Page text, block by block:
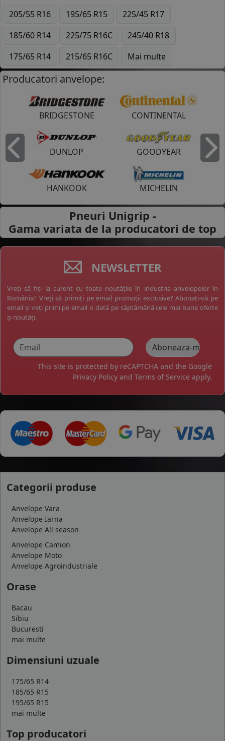
205/55 R16 195/65 R15
225/45 R17
185/60 R14
225/75 R16C
245/40 R18
175/65 R14
215/65 R16C Mai multe
Producatori anvelope:
BRIDGESTONE CONTINENTAL
DUNLOP GOODYEAR
HANKOOK MICHELIN
Inapoi
Pneuri Unigrip -
Gama variata de la producatori de top
NEWSLETTER
Vreți să fiți la curent cu toate noutățile în industria anvelopelor în
România? Vreți să primiți pe email promoții exclusive? Abonați-vă pe
email și veți primi pe email o dată pe săptămână cele mai bune oferte
și noutăți.
This site is protected by reCAPTCHA and the Google
Privacy Policy and Terms of Service apply.
Categorii produse
Anvelope Vara
Anvelope Iarna
Anvelope All season
Anvelope Camion
Anvelope Moto
Anvelope Agroindustriale
Orase
Bacau
Sibiu
Bucuresti
mai multe
Dimensiuni uzuale
175/65 R14
185/65 R15
195/65 R15
mai multe
Top producatori